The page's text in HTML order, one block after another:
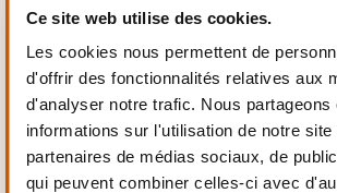
Ce site web utilise des cookies.
Les cookies nous permettent de
d'offrir des fonctionnalités relatives aux
d'analyser notre trafic. Nous partageons
informations sur l'utilisation de notre site
partenaires de médias sociaux, de
qui peuvent combiner celles-ci avec
Sécurité défense
Sécurité incendie